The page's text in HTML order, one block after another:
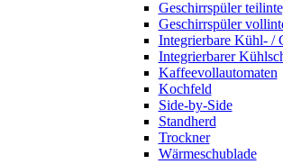
Geschirrspüler
Geschirrspüler
Integrierbare Kühl- /
Integrierbarer
Kaffeevollautomaten
Kochfeld
Side-by-Side
Standherd
Trockner
Wärmeschublade